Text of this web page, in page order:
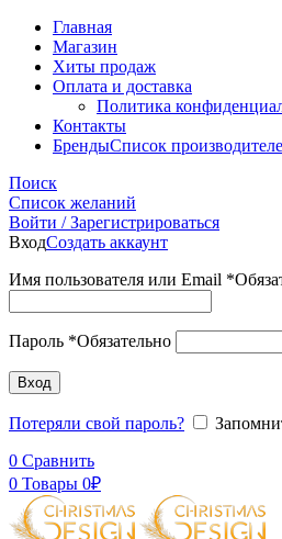
Главная
Магазин
Хиты продаж
Оплата и доставка
Политика
Контакты
БрендыСписок
Поиск
Список желаний
Войти / Зарегистрироваться
ВходСоздать аккаунт
Имя пользователя или Email *
Пароль *Обязательно
Вход
Потеряли свой пароль?
0 Сравнить
0 Товары 0₽